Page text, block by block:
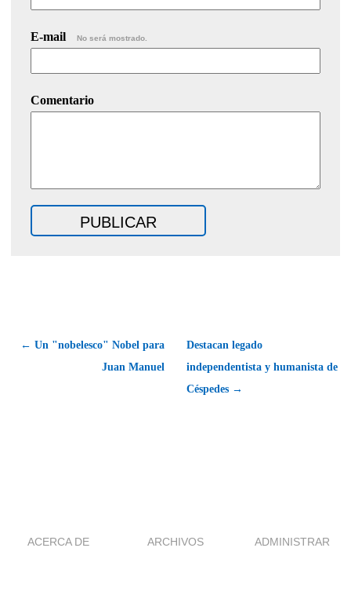
E-mail No será mostrado.
Comentario
← Un "nobelesco" Nobel para
Juan Manuel
Destacan legado
independentista y humanista de
Céspedes →
ACERCA DE ARCHIVOS ADMINISTRAR